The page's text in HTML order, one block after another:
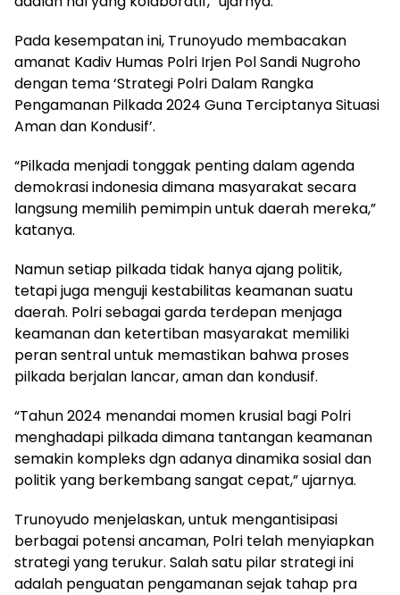
Pada kesempatan ini, Trunoyudo membacakan
amanat Kadiv Humas Polri Irjen Pol Sandi Nugroho
dengan tema ‘Strategi Polri Dalam Rangka
Pengamanan Pilkada 2024 Guna Terciptanya Situasi
Aman dan Kondusif’.
“Pilkada menjadi tonggak penting dalam agenda
demokrasi indonesia dimana masyarakat secara
langsung memilih pemimpin untuk daerah mereka,”
katanya.
Namun setiap pilkada tidak hanya ajang politik,
tetapi juga menguji kestabilitas keamanan suatu
daerah. Polri sebagai garda terdepan menjaga
keamanan dan ketertiban masyarakat memiliki
peran sentral untuk memastikan bahwa proses
pilkada berjalan lancar, aman dan kondusif.
“Tahun 2024 menandai momen krusial bagi Polri
menghadapi pilkada dimana tantangan keamanan
semakin kompleks dgn adanya dinamika sosial dan
politik yang berkembang sangat cepat,” ujarnya.
Trunoyudo menjelaskan, untuk mengantisipasi
berbagai potensi ancaman, Polri telah menyiapkan
strategi yang terukur. Salah satu pilar strategi ini
adalah penguatan pengamanan sejak tahap pra